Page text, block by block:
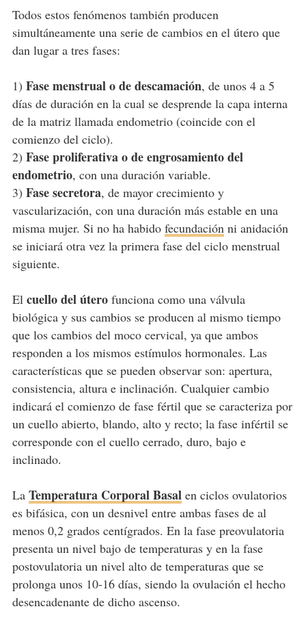
Todos estos fenómenos también producen
simultáneamente una serie de cambios en el útero que
dan lugar a tres fases:
1) Fase menstrual o de descamación, de unos 4 a 5
días de duración en la cual se desprende la capa interna
de la matriz llamada endometrio (coincide con el
comienzo del ciclo).
2) Fase proliferativa o de engrosamiento del
endometrio, con una duración variable.
3) Fase secretora, de mayor crecimiento y
vascularización, con una duración más estable en una
misma mujer. Si no ha habido fecundación ni anidación
se iniciará otra vez la primera fase del ciclo menstrual
siguiente.
El cuello del úterofunciona como una válvula
biológica y sus cambios se producen al mismo tiempo
que los cambios del moco cervical, ya que ambos
responden a los mismos estímulos hormonales. Las
características que se pueden observar son: apertura,
consistencia, altura e inclinación. Cualquier cambio
indicará el comienzo de fase fértil que se caracteriza por
un cuello abierto, blando, alto y recto; la fase infértil se
corresponde con el cuello cerrado, duro, bajo e
inclinado.
La Temperatura Corporal Basal en ciclos ovulatorios
es bifásica, con un desnivel entre ambas fases de al
menos 0,2 grados centígrados. En la fase preovulatoria
presenta un nivel bajo de temperaturas y en la fase
postovulatoria un nivel alto de temperaturas que se
prolonga unos 10-16 días, siendo la ovulación el hecho
desencadenante de dicho ascenso.